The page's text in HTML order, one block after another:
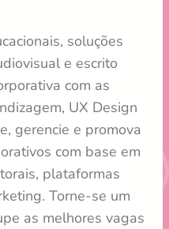
soluções
e escrito
com as
UX Design
gerencie e promova
com base em
plataformas
Torne-se um
as melhores vagas